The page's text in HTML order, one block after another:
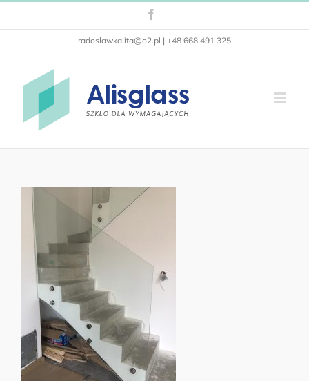
Przejdź
zawartości
radoslawkalita@o2.pl | +48 668 491 325